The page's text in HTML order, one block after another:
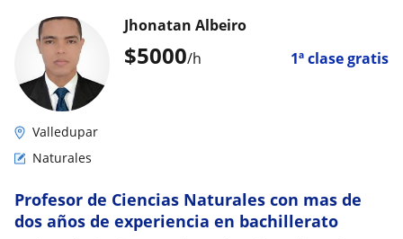
$5000/h 1ª clase gratis
Jhonatan Albeiro
Valledupar
Naturales
Profesor de Ciencias Naturales con mas de
dos años de experiencia en bachillerato